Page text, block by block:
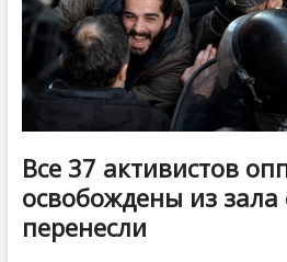
Все 37 активистов
освобождены из зала
перенесли